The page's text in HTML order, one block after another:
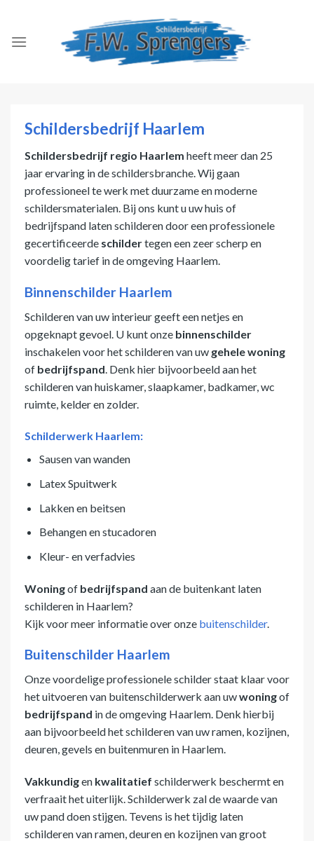
content
Schildersbedrijf Haarlem
Schildersbedrijf regio Haarlem heeft meer dan 25
jaar ervaring in de schildersbranche. Wij gaan
professioneel te werk met duurzame en moderne
schildersmaterialen. Bij ons kunt u uw huis of
bedrijfspand laten schilderen door een professionele
gecertificeerde schildertegen een zeer scherp en
voordelig tarief in de omgeving Haarlem.
Binnenschilder Haarlem
Schilderen van uw interieur geeft een netjes en
opgeknapt gevoel. U kunt onze binnenschilder
inschakelen voor het schilderen van uw gehele woning
of bedrijfspand . Denk hier bijvoorbeeld aan het
schilderen van huiskamer, slaapkamer, badkamer, wc
ruimte, kelder en zolder.
Schilderwerk Haarlem:
Sausen van wanden
Latex Spuitwerk
Lakken en beitsen
Behangen en stucadoren
Kleur- en verfadvies
Woningof bedrijfspand aan de buitenkant laten
schilderen in Haarlem?
Kijk voor meer informatie over onze buitenschilder.
Buitenschilder Haarlem
Onze voordelige professionele schilder staat klaar voor
het uitvoeren van buitenschilderwerk aan uwwoningof
bedrijfspand in de omgeving Haarlem. Denk hierbij
aan bijvoorbeeld het schilderen van uw ramen, kozijnen,
deuren, gevels en buitenmuren in Haarlem.
Vakkundigen kwalitatief schilderwerk beschermt en
verfraait het uiterlijk. Schilderwerk zal de waarde van
uw pand doen stijgen. Tevens is het tijdig laten
schilderen van ramen, deuren en kozijnen van groot